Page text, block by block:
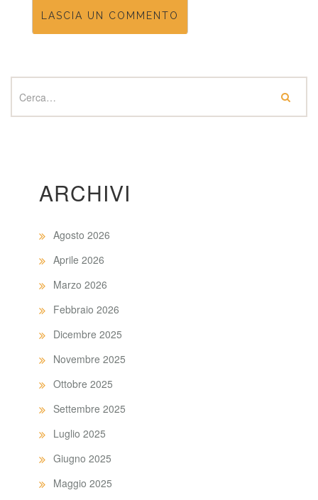
ARCHIVI
Agosto 2026
Aprile 2026
Marzo 2026
Febbraio 2026
Dicembre 2025
Novembre 2025
Ottobre 2025
Settembre 2025
Luglio 2025
Giugno 2025
Maggio 2025